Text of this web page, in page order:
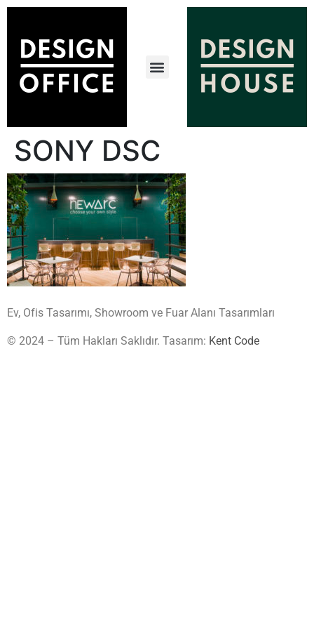
SONY DSC
Ev, Ofis Tasarımı, Showroom ve Fuar Alanı Tasarımları
© 2024 – Tüm Hakları Saklıdır. Tasarım: Kent Code